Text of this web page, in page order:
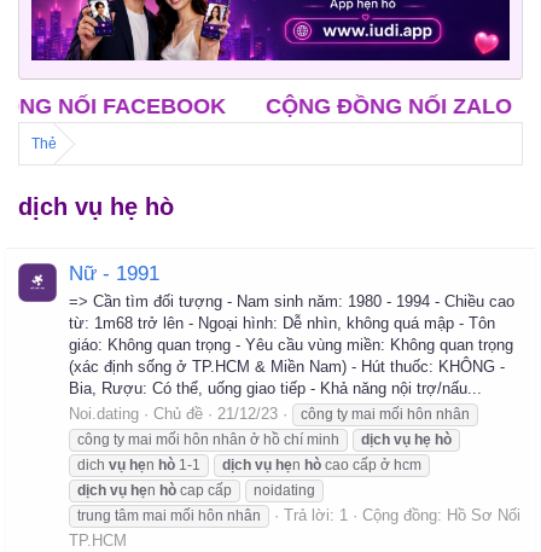
FACEBOOK CỘNG ĐỒNG NỐI ZALO CLB
Thẻ
dịch vụ hẹ hò
Nữ - 1991
=> Cần tìm đối tượng - Nam sinh năm: 1980 - 1994 - Chiều cao
từ: 1m68 trở lên - Ngoại hình: Dễ nhìn, không quá mập - Tôn
giáo: Không quan trọng - Yêu cầu vùng miền: Không quan trọng
(xác định sống ở TP.HCM & Miền Nam) - Hút thuốc: KHÔNG -
Bia, Rượu: Có thể, uống giao tiếp - Khả năng nội trợ/nấu...
Noi.dating
Chủ đề 21/12/23
công ty mai mối hôn nhân
công ty mai mối hôn nhân ở hồ chí minh
dịch vụ hẹ hò
dich vụ hẹn hò 1-1 dịch vụ hẹn hò cao cấp ở hcm
dịch vụ hẹn hò cap cấp
noidating
trung tâm mai mối hôn nhân
Trả lời: 1 Cộng đồng: Hồ Sơ Nối
TP.HCM